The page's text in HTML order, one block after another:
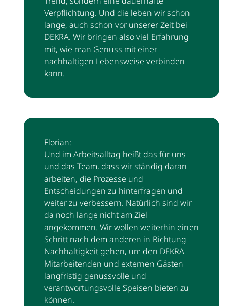
Verpflichtung. Und die leben wir schon
lange, auch schon vor unserer Zeit bei
DEKRA. Wir bringen also viel Erfahrung
mit, wie man Genuss mit einer
nachhaltigen Lebensweise verbinden
kann.
Florian:
Und im Arbeitsalltag heißt das für uns
und das Team, dass wir ständig daran
arbeiten, die Prozesse und
Entscheidungen zu hinterfragen und
weiter zu verbessern. Natürlich sind wir
da noch lange nicht am Ziel
angekommen. Wir wollen weiterhin einen
Schritt nach dem anderen in Richtung
Nachhaltigkeit gehen, um den DEKRA
Mitarbeitenden und externen Gästen
langfristig genussvolle und
verantwortungsvolle Speisen bieten zu
können.